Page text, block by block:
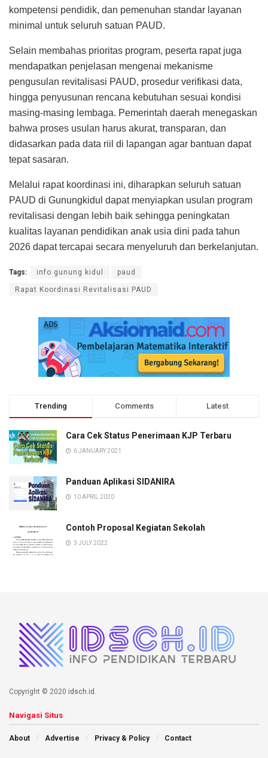
kompetensi pendidik, dan pemenuhan standar layanan
minimal untuk seluruh satuan PAUD.
Selain membahas prioritas program, peserta rapat juga
mendapatkan penjelasan mengenai mekanisme
pengusulan revitalisasi PAUD, prosedur verifikasi data,
hingga penyusunan rencana kebutuhan sesuai kondisi
masing-masing lembaga. Pemerintah daerah menegaskan
bahwa proses usulan harus akurat, transparan, dan
didasarkan pada data riil di lapangan agar bantuan dapat
tepat sasaran.
Melalui rapat koordinasi ini, diharapkan seluruh satuan
PAUD di Gunungkidul dapat menyiapkan usulan program
revitalisasi dengan lebih baik sehingga peningkatan
kualitas layanan pendidikan anak usia dini pada tahun
2026 dapat tercapai secara menyeluruh dan berkelanjutan.
Tags: info gunung kidul paud
Rapat Koordinasi Revitalisasi PAUD
Trending Comments Latest
Cara Cek Status Penerimaan KJP Terbaru
6 JANUARY 2021
Panduan Aplikasi SIDANIRA
10 APRIL 2020
Contoh Proposal Kegiatan Sekolah
3 JULY 2022
Copyright © 2020 idsch.id .
Navigasi Situs
About Advertise Privacy & Policy Contact